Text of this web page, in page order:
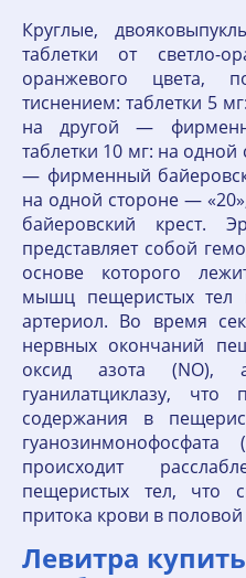
Круглые,
таблетки от светло-
оранжевого цвета,
тиснением: таблетки 5
на другой —
таблетки 10 мг: на
— фирменный
на одной стороне —
байеровский крест.
представляет собой
основе которого
мышц пещеристых тел
артериол. Во время
нервных окончаний
оксид азота (NO),
гуанилатциклазу,
содержания в
происходит
пещеристых тел, что
притока крови в
Левитра